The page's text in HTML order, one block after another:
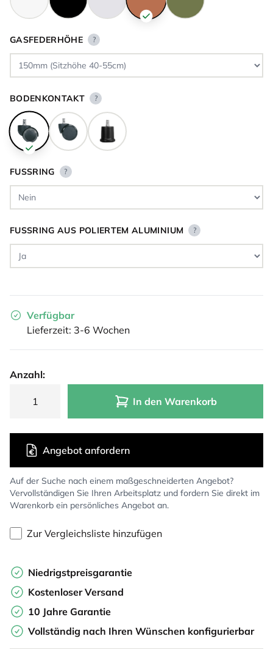
GASFEDERHÖHE ?
BODENKONTAKT ?
FUSSRING ?
FUSSRING AUS POLIERTEM ALUMINIUM ?
Verfügbar
Lieferzeit: 3-6 Wochen
Anzahl:
In den Warenkorb
Auf der Suche nach einem maßgeschneiderten Angebot?
Vervollständigen Sie Ihren Arbeitsplatz und fordern Sie direkt im
Warenkorb ein persönliches Angebot an.
Angebot anfordern
Zur Vergleichsliste hinzufügen
Niedrigstpreisgarantie
Kostenloser Versand
10 Jahre Garantie
Vollständig nach Ihren Wünschen konfigurierbar